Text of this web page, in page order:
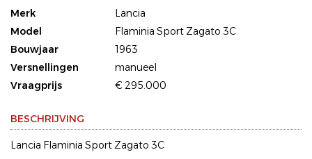
Merk
Lancia
Model
Flaminia Sport Zagato 3C
Bouwjaar
1963
Versnellingen
manueel
Vraagprijs
€ 295.000
BESCHRIJVING
Lancia Flaminia Sport Zagato 3C